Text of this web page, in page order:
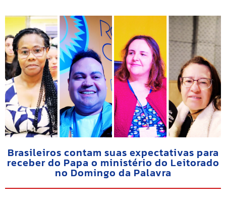
Brasileiros contam suas expectativas para
receber do Papa o ministério do Leitorado
no Domingo da Palavra